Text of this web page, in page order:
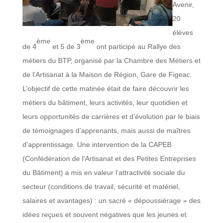
Avenir,
20
élèves
de 4
ème
et 5 de 3
ème
ont participé au Rallye des
métiers du BTP, organisé par la Chambre des Métiers et
de l’Artisanat à la Maison de Région, Gare de Figeac.
L’objectif de cette matinée était de faire découvrir les
métiers du bâtiment, leurs activités, leur quotidien et
leurs opportunités de carrières et d’évolution par le biais
de témoignages d’apprenants, mais aussi de maîtres
d’apprentissage. Une intervention de la CAPEB
(Confédération de l’Artisanat et des Petites Entreprises
du Bâtiment) a mis en valeur l’attractivité sociale du
secteur (conditions de travail, sécurité et matériel,
salaires et avantages) : un sacré « dépoussiérage » des
idées reçues et souvent négatives que les jeunes et